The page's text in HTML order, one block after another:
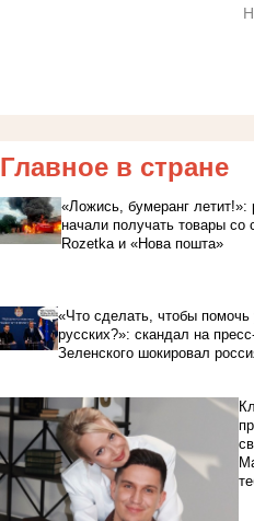
Главное в стране
«Ложись, бумеранг
начали получать товары со
Rozetka и «Нова пошта»
«Что сделать, чтобы
русских?»: скандал на
Зеленского шокировал